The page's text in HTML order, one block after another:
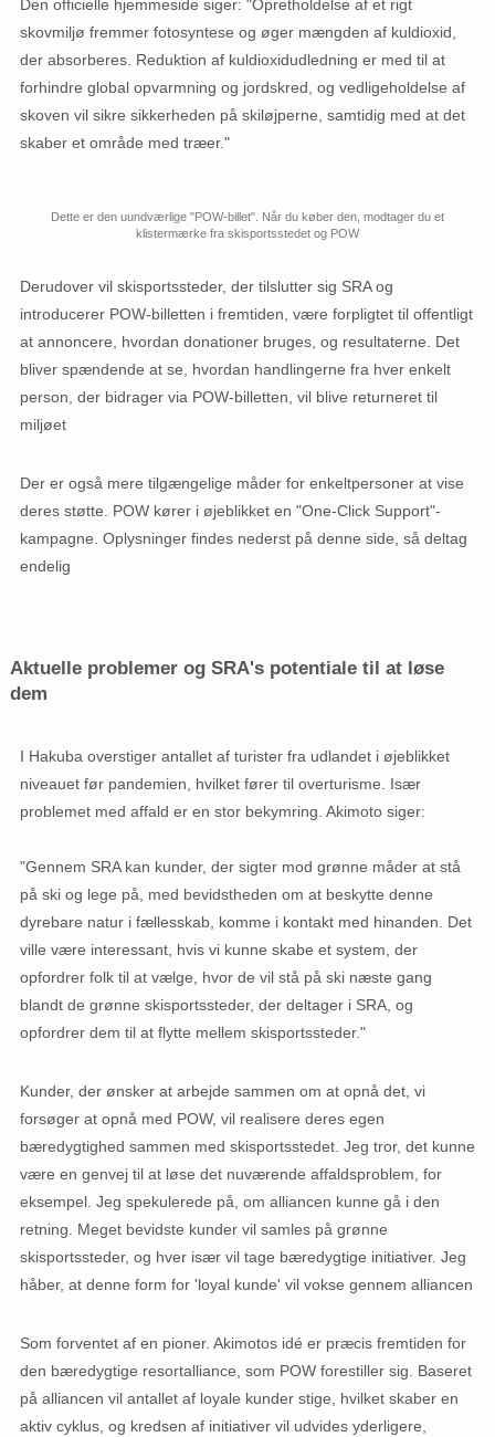
Den officielle hjemmeside siger: "Opretholdelse af et rigt
skovmiljø fremmer fotosyntese og øger mængden af ​​​​kuldioxid,
der absorberes. Reduktion af kuldioxidudledning er med til at
forhindre global opvarmning og jordskred, og vedligeholdelse af
skoven vil sikre sikkerheden på skiløjperne, samtidig med at det
skaber et område med træer."
Dette er den uundværlige "POW-billet". Når du køber den, modtager du et
klistermærke fra skisportsstedet og POW
Derudover vil skisportssteder, der tilslutter sig SRA og
introducerer POW-billetten i fremtiden, være forpligtet til offentligt
at annoncere, hvordan donationer bruges, og resultaterne. Det
bliver spændende at se, hvordan handlingerne fra hver enkelt
person, der bidrager via POW-billetten, vil blive returneret til
miljøet
Der er også mere tilgængelige måder for enkeltpersoner at vise
deres støtte. POW kører i øjeblikket en "One-Click Support"-
kampagne. Oplysninger findes nederst på denne side, så deltag
endelig
Aktuelle problemer og SRA's potentiale til at løse
dem
I Hakuba overstiger antallet af turister fra udlandet i øjeblikket
niveauet før pandemien, hvilket fører til overturisme. Især
problemet med affald er en stor bekymring. Akimoto siger:
"Gennem SRA kan kunder, der sigter mod grønne måder at stå
på ski og lege på, med bevidstheden om at beskytte denne
dyrebare natur i fællesskab, komme i kontakt med hinanden. Det
ville være interessant, hvis vi kunne skabe et system, der
opfordrer folk til at vælge, hvor de vil stå på ski næste gang
blandt de grønne skisportssteder, der deltager i SRA, og
opfordrer dem til at flytte mellem skisportssteder."
Kunder, der ønsker at arbejde sammen om at opnå det, vi
forsøger at opnå med POW, vil realisere deres egen
bæredygtighed sammen med skisportsstedet. Jeg tror, ​​det kunne
være en genvej til at løse det nuværende affaldsproblem, for
eksempel. Jeg spekulerede på, om alliancen kunne gå i den
retning. Meget bevidste kunder vil samles på grønne
skisportssteder, og hver især vil tage bæredygtige initiativer. Jeg
håber, at denne form for 'loyal kunde' vil vokse gennem alliancen
Som forventet af en pioner. Akimotos idé er præcis fremtiden for
den bæredygtige resortalliance, som POW forestiller sig. Baseret
på alliancen vil antallet af loyale kunder stige, hvilket skaber en
aktiv cyklus, og kredsen af ​​initiativer vil udvides yderligere,